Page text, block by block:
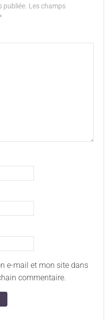
publiée. Les champs
e-mail et mon site dans
commentaire.